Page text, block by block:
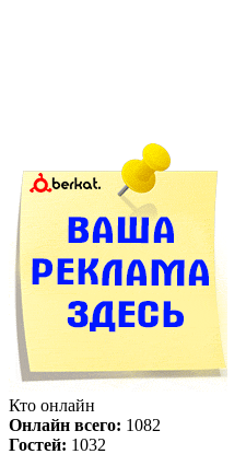
Кто онлайн
Онлайн всего: 1082
Гостей: 1032